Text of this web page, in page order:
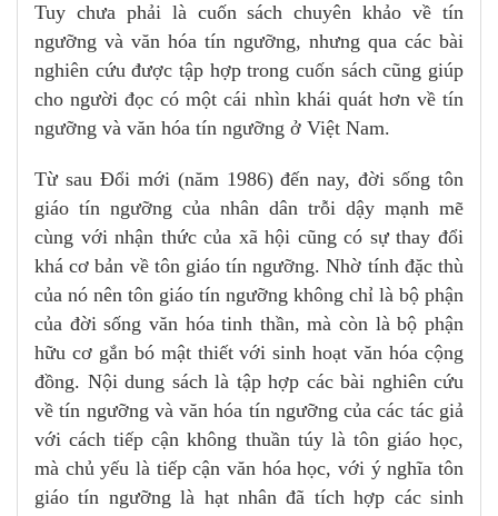
Tuy chưa phải là cuốn sách chuyên khảo về tín
ngưỡng và văn hóa tín ngưỡng, nhưng qua các bài
nghiên cứu được tập hợp trong cuốn sách cũng giúp
cho người đọc có một cái nhìn khái quát hơn về tín
ngưỡng và văn hóa tín ngưỡng ở Việt Nam.
Từ sau Đổi mới (năm 1986) đến nay, đời sống tôn
giáo tín ngưỡng của nhân dân trỗi dậy mạnh mẽ
cùng với nhận thức của xã hội cũng có sự thay đổi
khá cơ bản về tôn giáo tín ngưỡng. Nhờ tính đặc thù
của nó nên tôn giáo tín ngưỡng không chỉ là bộ phận
của đời sống văn hóa tinh thần, mà còn là bộ phận
hữu cơ gắn bó mật thiết với sinh hoạt văn hóa cộng
đồng. Nội dung sách là tập hợp các bài nghiên cứu
về tín ngưỡng và văn hóa tín ngưỡng của các tác giả
với cách tiếp cận không thuần túy là tôn giáo học,
mà chủ yếu là tiếp cận văn hóa học, với ý nghĩa tôn
giáo tín ngưỡng là hạt nhân đã tích hợp các sinh